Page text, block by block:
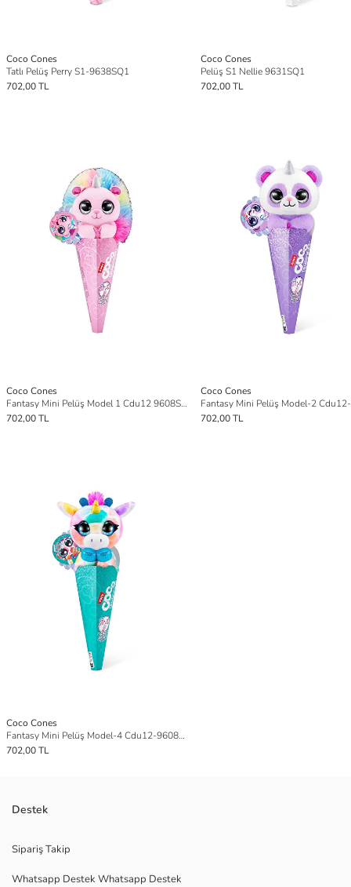
Coco Cones
Tatlı Pelüş Perry S1-9638SQ1
702,00 TL
Coco Cones
Pelüş S1 Nellie 9631SQ1
702,00 TL
Coco Cones
Fantasy Mini Pelüş Model 1 Cdu12 9608Sq1
702,00 TL
Coco Cones
702,00 TL
Coco Cones
Fantasy Mini Pelüş Model-4 Cdu12-9608Sq1
702,00 TL
Destek
Sipariş Takip
Whatsapp Destek Whatsapp Destek